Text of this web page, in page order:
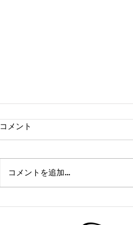
かけっこクラブ＠寝屋川
コメント
コメントを追加…